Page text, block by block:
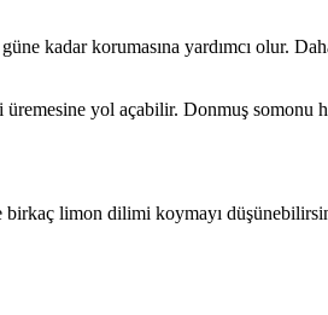
kadar korumasına yardımcı olur.
yol açabilir. Donmuş somonu
birkaç limon dilimi koymayı